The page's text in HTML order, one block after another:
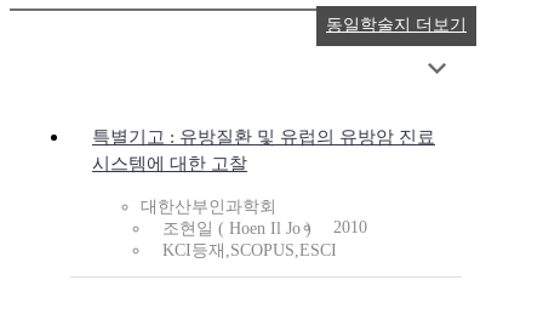
특별기고 : 유방질환 및 유럽의 유방암 진료
시스템에 대한 고찰
대한산부인과학회
조현일 ( Hoen Il Jo )
2010
KCI등재,SCOPUS,ESCI
동일학술지 더보기